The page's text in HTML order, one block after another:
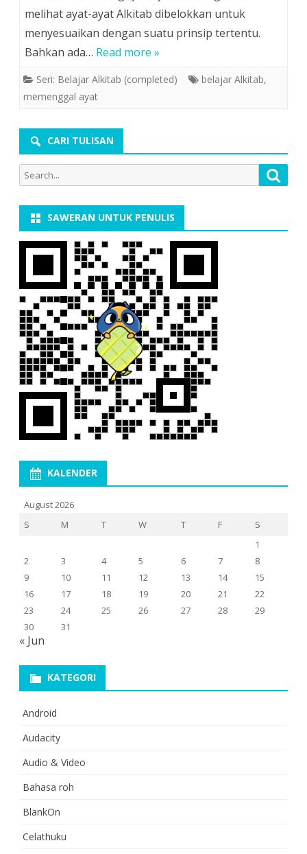
melihat ayat-ayat Alkitab dibelokkan untuk
menyesuaikan dengan suatu prinsip tertentu.
Bahkan ada… Read more »
Seri: Belajar Alkitab (completed) belajar Alkitab,
memenggal ayat
CARI TULISAN
Search
for:
SAWERAN UNTUK PENULIS
KALENDER
August 2026
S
M T W T F
S
1
2
3 4 5 6 7
8
9
10 11 12 13 14
15
16
17 18 19 20 21
22
23
24 25 26 27 28
29
30
31
« Jun
KATEGORI
Android
Audacity
Audio & Video
Bahasa roh
BlankOn
Celathuku